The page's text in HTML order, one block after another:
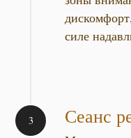
силе
Сеанс